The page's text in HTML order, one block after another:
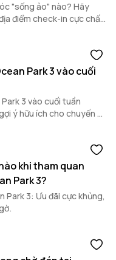
"sống ảo" nào? Hãy
điểm check-in cực chất,
Park 3 vào cuối
3 vào cuối tuần
ý hữu ích cho chuyến đi
khi tham quan
Park 3?
3: Ưu đãi cực khủng,